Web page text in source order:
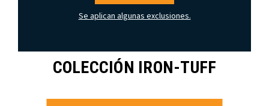
Se aplican algunas exclusiones.
COLECCIÓN IRON-TUFF